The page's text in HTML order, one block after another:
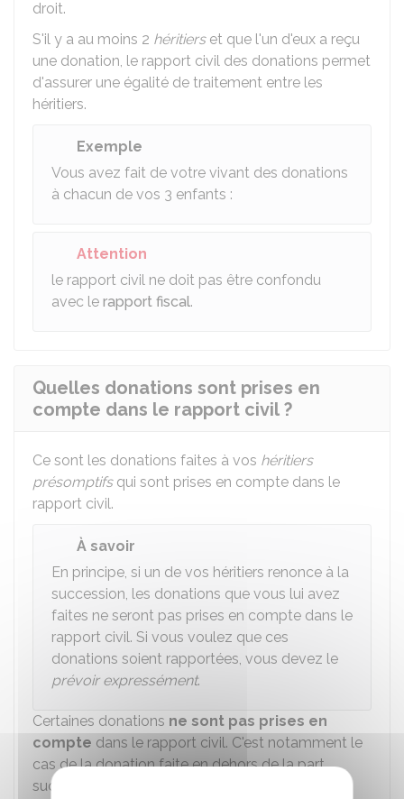
droit.
S'il y a au moins 2 héritierset que l'un d'eux a reçu
une donation, le rapport civil des donations permet
d'assurer une égalité de traitement entre les
héritiers.
Exemple
Vous avez fait de votre vivant des donations
à chacun de vos 3 enfants :
Attention
le rapport civil ne doit pas être confondu
avec le rapport fiscal.
Quelles donations sont prises en
compte dans le rapport civil ?
Ce sont les donations faites à vos héritiers
présomptifsqui sont prises en compte dans le
rapport civil.
À savoir
En principe, si un de vos héritiers renonce à la
succession, les donations que vous lui avez
faites ne seront pas prises en compte dans le
rapport civil. Si vous voulez que ces
donations soient rapportées, vous devez le
prévoir expressément.
Certaines donations ne sont pas prises en
compte dans le rapport civil. C'est notamment le
cas de la donation faite en dehors de la part
successorale, de la